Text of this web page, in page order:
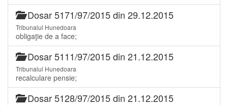
Dosar 5171/97/2015 din 29.12.2015
Tribunalul Hunedoara
obligaţie de a face;
Dosar 5111/97/2015 din 21.12.2015
Tribunalul Hunedoara
recalculare pensie;
Dosar 5128/97/2015 din 21.12.2015